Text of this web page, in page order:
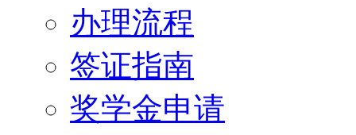
办理流程
签证指南
奖学金申请